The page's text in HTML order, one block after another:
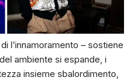
l’innamoramento – sostiene
ambiente si espande, i
insieme sbalordimento,